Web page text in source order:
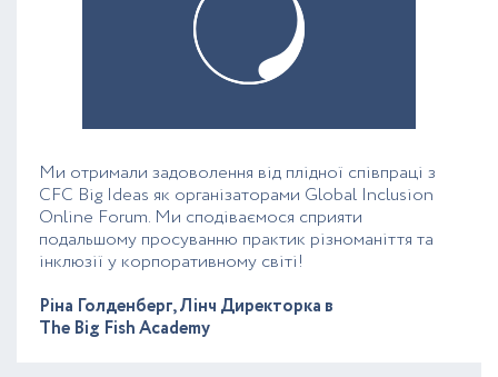
Ми отримали задоволення від плідної співпраці з
CFC Big Ideas як організаторами Global Inclusion
Online Forum. Ми сподіваємося сприяти
подальшому просуванню практик різноманіття та
інклюзії у корпоративному світі!
Ріна Голденберг, Лінч Директорка в
The Big Fish Academy